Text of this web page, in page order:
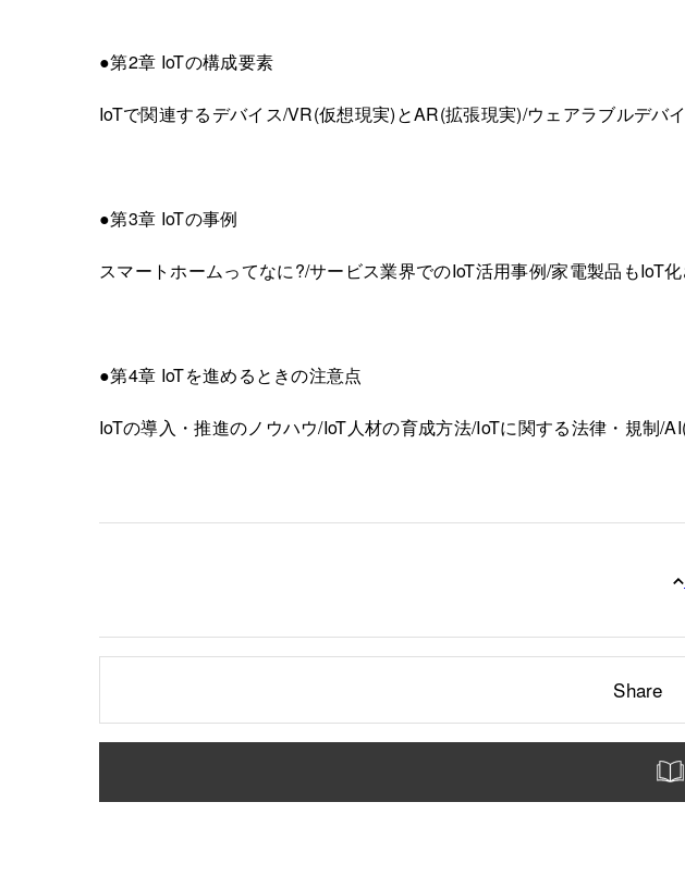
●第2章 IoTの構成要素
IoTで関連するデバイス/VR(仮想現実)とAR(拡張現実)/ウェアラブルデバ
●第3章 IoTの事例
スマートホームってなに?/サービス業界でのIoT活用事例/家電製品もIoT
●第4章 IoTを進めるときの注意点
IoTの導入・推進のノウハウ/IoT人材の育成方法/IoTに関する法律・規制/
Share